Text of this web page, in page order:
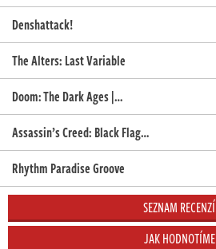
Denshattack!
The Alters: Last Variable
Doom: The Dark Ages |…
Assassin’s Creed: Black Flag…
Rhythm Paradise Groove
SEZNAM RECENZÍ
JAK HODNOTÍME